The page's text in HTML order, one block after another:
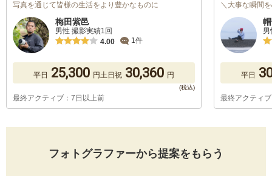
写真を通じて皆様の生活をより豊かなものに
梅田紫邑
男性 撮影実績1回
4.00
1件
平日 25,300 円土日祝 30,360 円
最終アクティブ：7日以上前
＼大事な瞬間
男
平日
最終アクティ
フォトグラファーから提案をもらう